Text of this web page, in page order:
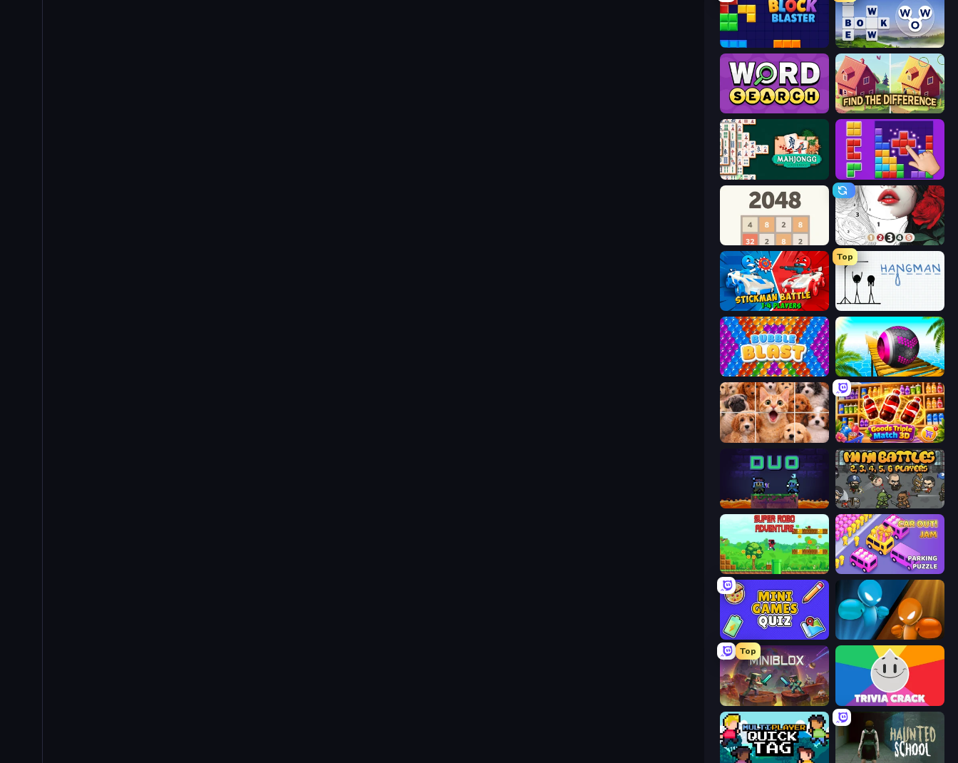
Block Blaster Words of Wonders
Daily Word Search Find The Difference
Mahjongg Solitaire BlockBuster Puzzle
2048 Numicolor
Stickman battle 1-4 Players
Top
Hangman
Bubble Blast Rolling Balls Sea Race
Jigpic Solitaire Goods Triple Match 3D
Duo MiniBattles
Super Robo - Adventure Car OUT! Jam Parking Puzzle
Mini Games Quiz Drunken Boxing
Top
Miniblox Trivia Crack